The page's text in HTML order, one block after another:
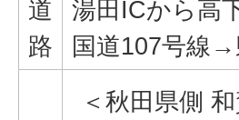
道
路
湯田ICから高
国道107号線
＜秋田県側